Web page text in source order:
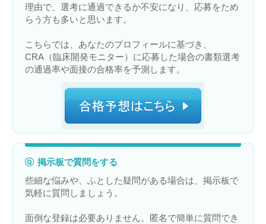
理由で、選考に通過できるか不安になり、応募をため
らう方も多いと思います。
こちらでは、あなたのプロフィールに基づき、
CRA（臨床開発モニター）に応募した場合の書類選考
の通過率や面接の合格率を予測します。
掲示板で質問をする
些細な悩みや、ふとした疑問がある場合は、掲示板で
気軽に質問しましょう。
面倒な登録は必要ありません。匿名で簡単に質問でき